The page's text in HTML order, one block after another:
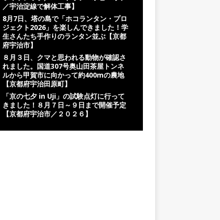
／宇治淀線で解体工事】
8月7日、塔の島で「ホコランタン・プロ
ジェクト2026」を楽しんできました！学
生さんたち手作りのランタン並ぶ【京都
府宇治市】
８月３日、クマと思われる動物が確認さ
れました。国道307号奥山田茶屋トンネ
ルから甲賀市に向かって約400mの農地
【京都府宇治田原町】
「京の七夕 in Uji」の試験点灯に行って
きました！８月７日～９日まで開催予定
【京都府宇治市／２０２６】